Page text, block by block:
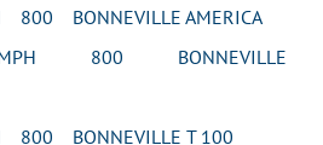
800 BONNEVILLE AMERICA
800 BONNEVILLE
800 BONNEVILLE T 100